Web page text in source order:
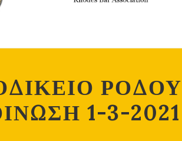
ΡΟΔΟΥ
1-3-2021